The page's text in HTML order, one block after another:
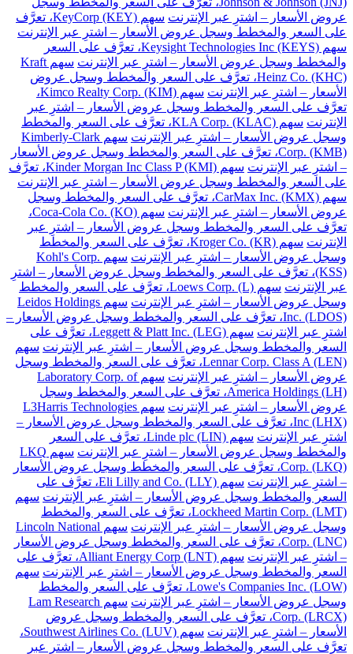
عروض الأسعار – اشترِ عبر الإنترنت
سهم KeyCorp (KEY)، تعرَّف
على السعر والمخطط وسجل عروض الأسعار – اشترِ عبر الإنترنت
سهم Keysight Technologies Inc (KEYS)، تعرَّف على السعر
والمخطط وسجل عروض الأسعار – اشترِ عبر الإنترنت
سهم Kraft
Heinz Co. (KHC)، تعرَّف على السعر والمخطط وسجل عروض
الأسعار – اشترِ عبر الإنترنت
سهم Kimco Realty Corp. (KIM)،
تعرَّف على السعر والمخطط وسجل عروض الأسعار – اشترِ عبر
الإنترنت
سهم KLA Corp. (KLAC)، تعرَّف على السعر والمخطط
وسجل عروض الأسعار – اشترِ عبر الإنترنت
سهم Kimberly-Clark
Corp. (KMB)، تعرَّف على السعر والمخطط وسجل عروض الأسعار
– اشترِ عبر الإنترنت
سهم Kinder Morgan Inc Class P (KMI)، تعرَّف
على السعر والمخطط وسجل عروض الأسعار – اشترِ عبر الإنترنت
سهم CarMax Inc. (KMX)، تعرَّف على السعر والمخطط وسجل
عروض الأسعار – اشترِ عبر الإنترنت
سهم Coca-Cola Co. (KO)،
تعرَّف على السعر والمخطط وسجل عروض الأسعار – اشترِ عبر
الإنترنت
سهم Kroger Co. (KR)، تعرَّف على السعر والمخطط
وسجل عروض الأسعار – اشترِ عبر الإنترنت
سهم Kohl's Corp.
(KSS)، تعرَّف على السعر والمخطط وسجل عروض الأسعار – اشترِ
عبر الإنترنت
سهم Loews Corp. (L)، تعرَّف على السعر والمخطط
وسجل عروض الأسعار – اشترِ عبر الإنترنت
سهم Leidos Holdings
Inc. (LDOS)، تعرَّف على السعر والمخطط وسجل عروض الأسعار –
اشترِ عبر الإنترنت
سهم Leggett & Platt Inc. (LEG)، تعرَّف على
السعر والمخطط وسجل عروض الأسعار – اشترِ عبر الإنترنت سهم
Lennar Corp. Class A (LEN)، تعرَّف على السعر والمخطط وسجل
عروض الأسعار – اشترِ عبر الإنترنت
سهم Laboratory Corp. of
America Holdings (LH)، تعرَّف على السعر والمخطط وسجل
عروض الأسعار – اشترِ عبر الإنترنت
سهم L3Harris Technologies
Inc (LHX)، تعرَّف على السعر والمخطط وسجل عروض الأسعار –
اشترِ عبر الإنترنت
سهم Linde plc (LIN)، تعرَّف على السعر
والمخطط وسجل عروض الأسعار – اشترِ عبر الإنترنت
سهم LKQ
Corp. (LKQ)، تعرَّف على السعر والمخطط وسجل عروض الأسعار
– اشترِ عبر الإنترنت
سهم Eli Lilly and Co. (LLY)، تعرَّف على
السعر والمخطط وسجل عروض الأسعار – اشترِ عبر الإنترنت سهم
Lockheed Martin Corp. (LMT)، تعرَّف على السعر والمخطط
وسجل عروض الأسعار – اشترِ عبر الإنترنت
سهم Lincoln National
Corp. (LNC)، تعرَّف على السعر والمخطط وسجل عروض الأسعار
– اشترِ عبر الإنترنت
سهم Alliant Energy Corp (LNT)، تعرَّف على
السعر والمخطط وسجل عروض الأسعار – اشترِ عبر الإنترنت سهم
Lowe's Companies Inc. (LOW)، تعرَّف على السعر والمخطط
وسجل عروض الأسعار – اشترِ عبر الإنترنت
سهم Lam Research
Corp. (LRCX)، تعرَّف على السعر والمخطط وسجل عروض
الأسعار – اشترِ عبر الإنترنت
سهم Southwest Airlines Co. (LUV)،
تعرَّف على السعر والمخطط وسجل عروض الأسعار – اشترِ عبر